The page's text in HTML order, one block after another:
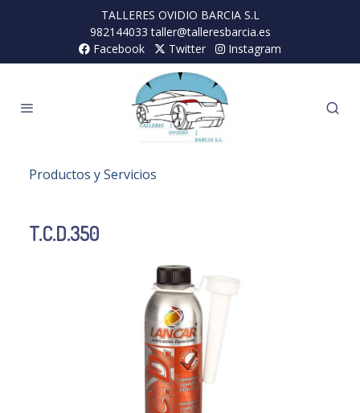
TALLERES OVIDIO BARCIA S.L
982144033 taller@talleresbarcia.es
Facebook
Twitter Instagram
Productos y Servicios
T.C.D.350